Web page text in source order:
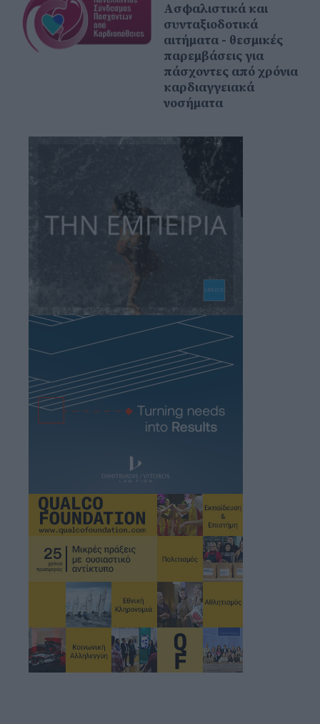
Ασφαλιστικά και
συνταξιοδοτικά
αιτήματα - θεσμικές
παρεμβάσεις για
πάσχοντες από χρόνια
καρδιαγγειακά
νοσήματα